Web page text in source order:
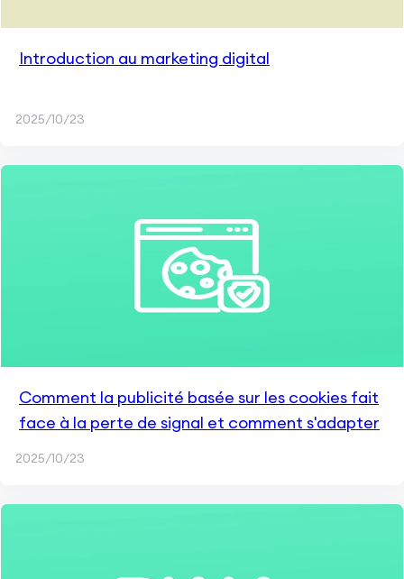
Introduction au marketing digital
2025/10/23
Comment la publicité basée sur les cookies fait
face à la perte de signal et comment s'adapter
2025/10/23